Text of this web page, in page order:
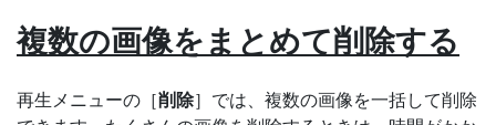
複数の画像をまとめて削除する
再生メニューの［削除］では、複数の画像を一括して削除